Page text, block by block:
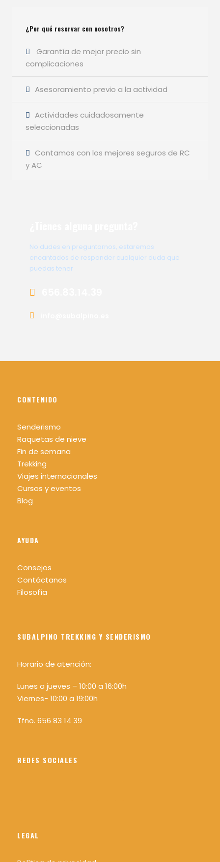
¿Por qué reservar con nosotros?
Garantía de mejor precio sin
complicaciones
Asesoramiento previo a la actividad
Actividades cuidadosamente
seleccionadas
Contamos con los mejores seguros de RC
y AC
No dudes en preguntarnos, estaremos
encantados de responder cualquier duda que
puedas tener
CONTENIDO
Senderismo
Raquetas de nieve
Fin de semana
Trekking
Viajes internacionales
Cursos y eventos
Blog
AYUDA
Consejos
Contáctanos
Filosofía
SUBALPINO TREKKING Y SENDERISMO
Horario de atención:
Lunes a jueves – 10:00 a 16:00h
Viernes- 10:00 a 19:00h
Tfno. 656 83 14 39
REDES SOCIALES
LEGAL